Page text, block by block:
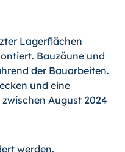
Lagerflächen
Bauzäune und
der Bauarbeiten.
und eine
August 2024
werden.